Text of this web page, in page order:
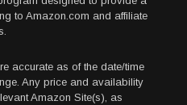
to Amazon.com and affiliate
accurate as of the date/time
Any price and availability
Amazon Site(s), as